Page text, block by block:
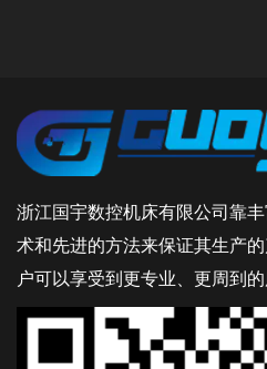
浙江国宇数控机床有限公司靠
术和先进的方法来保证其生产
户可以享受到更专业、更周到的